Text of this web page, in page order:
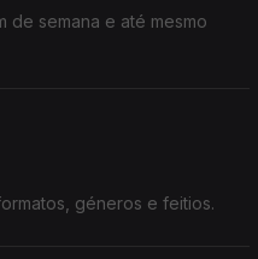
de semana e até mesmo
géneros e feitios.